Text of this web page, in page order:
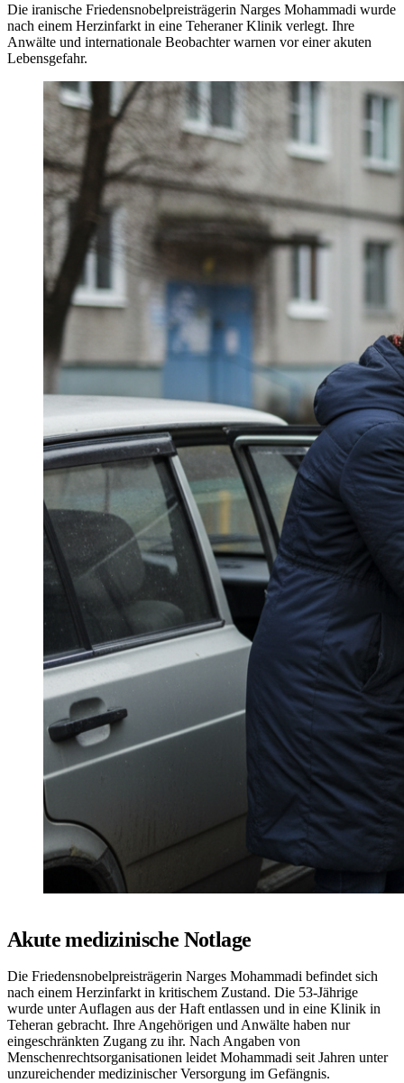
Die iranische Friedensnobelpreisträgerin Narges Mohammadi wurde
nach einem Herzinfarkt in eine Teheraner Klinik verlegt. Ihre
Anwälte und internationale Beobachter warnen vor einer akuten
Lebensgefahr.
Akute medizinische Notlage
Die Friedensnobelpreisträgerin Narges Mohammadi befindet sich
nach einem Herzinfarkt in kritischem Zustand. Die 53-Jährige
wurde unter Auflagen aus der Haft entlassen und in eine Klinik in
Teheran gebracht. Ihre Angehörigen und Anwälte haben nur
eingeschränkten Zugang zu ihr. Nach Angaben von
Menschenrechtsorganisationen leidet Mohammadi seit Jahren unter
unzureichender medizinischer Versorgung im Gefängnis.